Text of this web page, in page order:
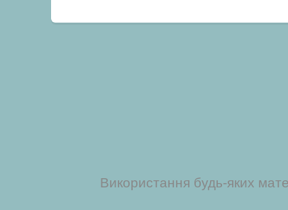
Використання будь-яких